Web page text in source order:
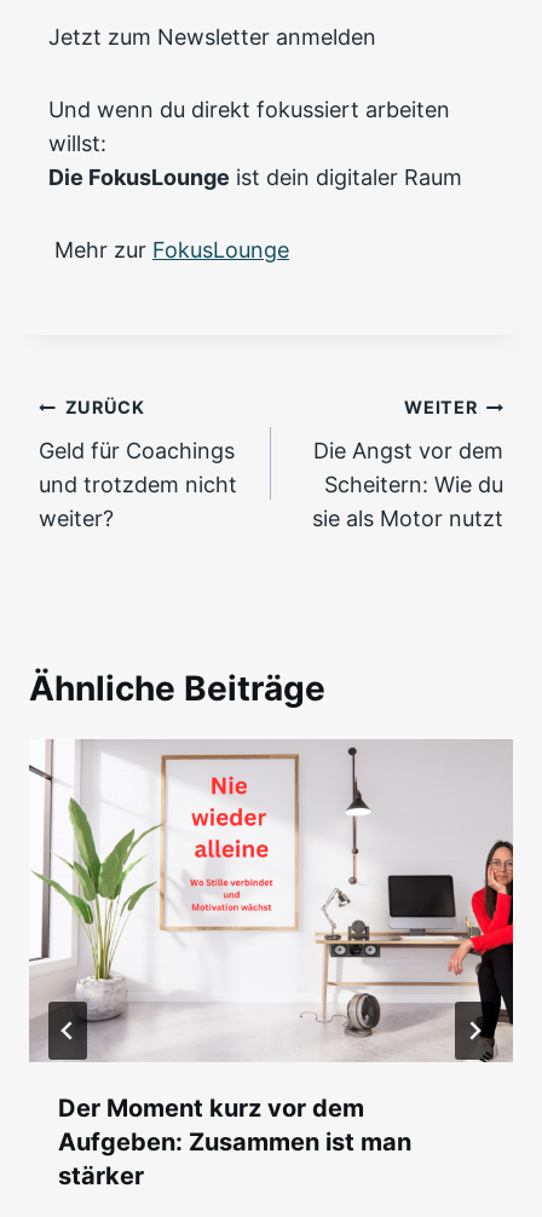
Jetzt zum Newsletter anmelden
Und wenn du direkt fokussiert arbeiten
willst:
Die FokusLounge ist dein digitaler Raum
Mehr zur FokusLounge
Beitragsnavigation
ZURÜCK
Geld für Coachings
und trotzdem nicht
weiter?
WEITER
Die Angst vor dem
Scheitern: Wie du
sie als Motor nutzt
Ähnliche Beiträge
Der Moment kurz vor dem
Aufgeben: Zusammen ist man
stärker